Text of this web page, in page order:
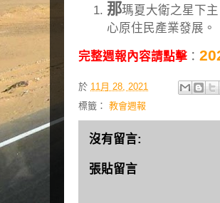
那瑪夏大衛之星下
心原住民產業發展。
完整週報內容請點擊 ：
於 11月 28, 2021
標籤： 教會週報
沒有留言:
張貼留言